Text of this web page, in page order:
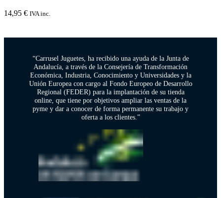
14,95 € IVA inc.
“Carrusel Juguetes, ha recibido una ayuda de la Junta de
Andalucía, a través de la Consejería de Transformación
Económica, Industria, Conocimiento y Universidades y la
Unión Europea con cargo al Fondo Europeo de Desarrollo
Regional (FEDER) para la implantación de su tienda
online, que tiene por objetivos ampliar las ventas de la
pyme y dar a conocer de forma permanente su trabajo y
oferta a los clientes.”